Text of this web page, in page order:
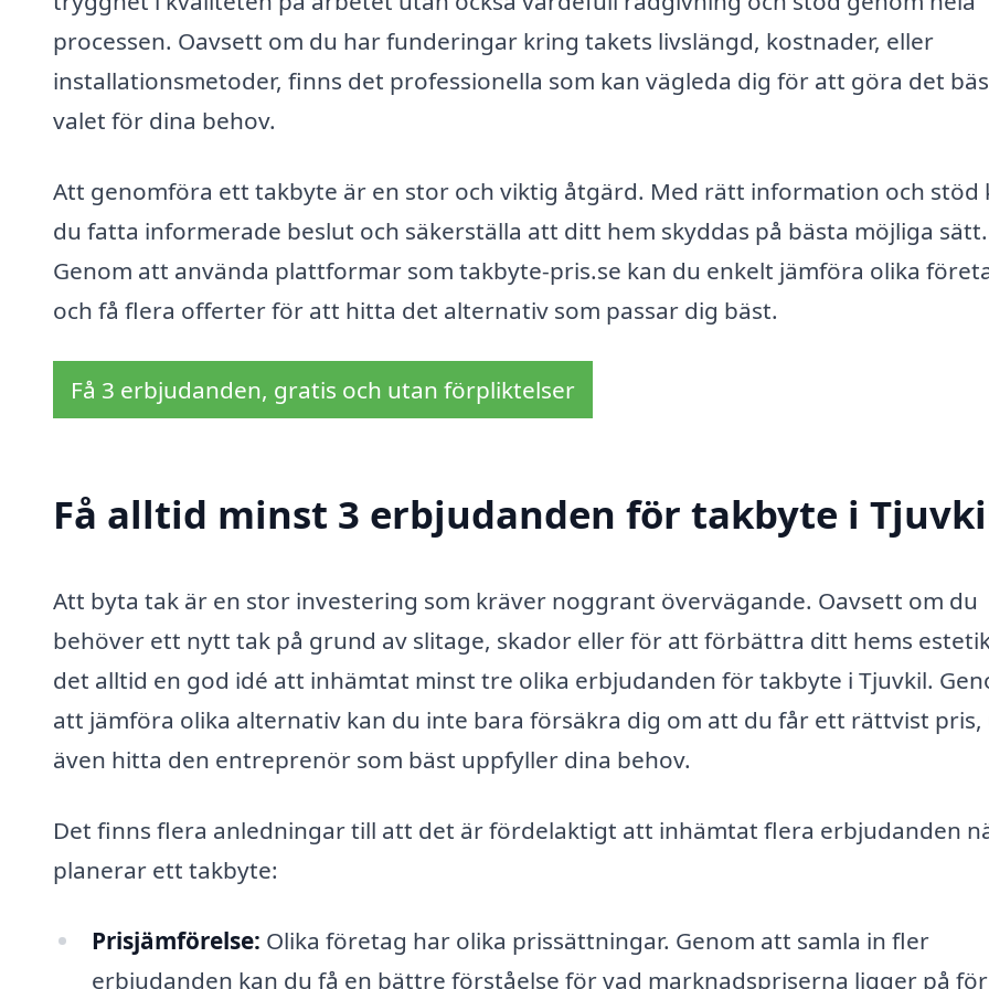
processen. Oavsett om du har funderingar kring takets livslängd, kostnader, eller
installationsmetoder, finns det professionella som kan vägleda dig för att göra det
valet för dina behov.
Att genomföra ett takbyte är en stor och viktig åtgärd. Med rätt information och stöd
du fatta informerade beslut och säkerställa att ditt hem skyddas på bästa möjliga sätt.
Genom att använda plattformar som takbyte-pris.se kan du enkelt jämföra olika
och få flera offerter för att hitta det alternativ som passar dig bäst.
Få 3 erbjudanden, gratis och utan förpliktelser
Få alltid minst 3 erbjudanden för takbyte i
Att byta tak är en stor investering som kräver noggrant övervägande. Oavsett om du
behöver ett nytt tak på grund av slitage, skador eller för att förbättra ditt hems
det alltid en god idé att inhämtat minst tre olika erbjudanden för takbyte i Tjuvkil.
att jämföra olika alternativ kan du inte bara försäkra dig om att du får ett rättvist pris,
även hitta den entreprenör som bäst uppfyller dina behov.
Det finns flera anledningar till att det är fördelaktigt att inhämtat flera erbjudanden
planerar ett takbyte:
Prisjämförelse: Olika företag har olika prissättningar. Genom att samla in fler
erbjudanden kan du få en bättre förståelse för vad marknadspriserna ligger på för